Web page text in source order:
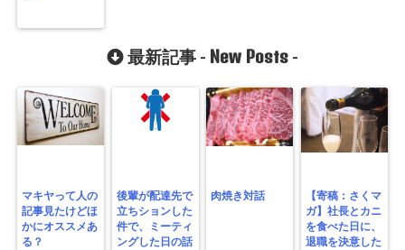
最新記事 - New Posts -
マキヤって人の
記事見たけどほ
かにオススメあ
る？
後輩が配達先で
立ちションした
件で、ミーティ
ングした日の話
肉焼き対話
【寄稿：さくマ
ガ】社長とカニ
を食べた日に、
退職を決意した